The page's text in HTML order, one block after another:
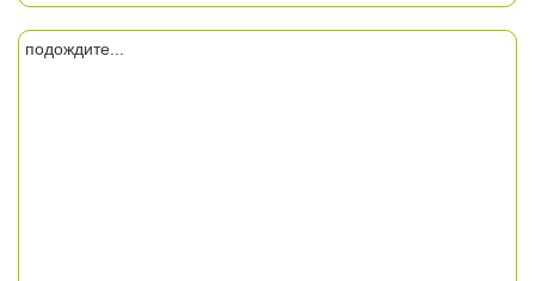
подождите...